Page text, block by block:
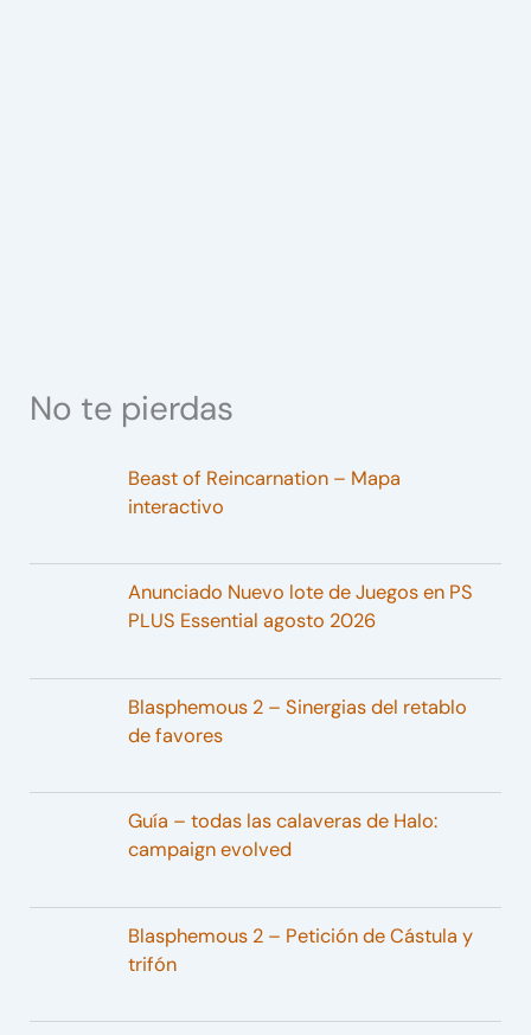
No te pierdas
Beast of Reincarnation – Mapa
interactivo
Anunciado Nuevo lote de Juegos en PS
PLUS Essential agosto 2026
Blasphemous 2 – Sinergias del retablo
de favores
Guía – todas las calaveras de Halo:
campaign evolved
Blasphemous 2 – Petición de Cástula y
trifón